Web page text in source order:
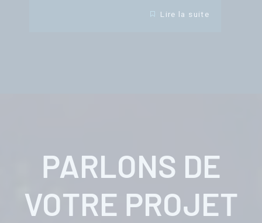
Lire la suite
PARLONS DE
VOTRE PROJET